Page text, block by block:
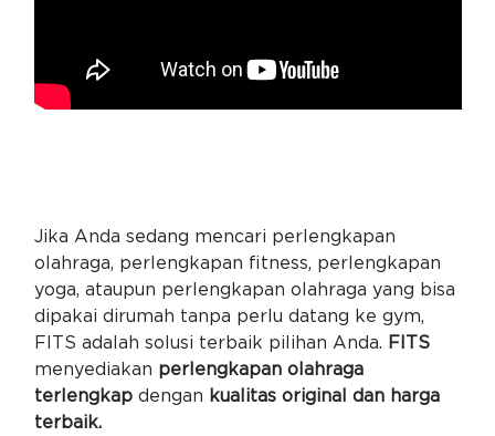
Jika Anda sedang mencari perlengkapan
olahraga, perlengkapan fitness, perlengkapan
yoga, ataupun perlengkapan olahraga yang bisa
dipakai dirumah tanpa perlu datang ke gym,
FITS adalah solusi terbaik pilihan Anda. FITS
menyediakan perlengkapan olahraga
terlengkapdengan kualitas original dan harga
terbaik.